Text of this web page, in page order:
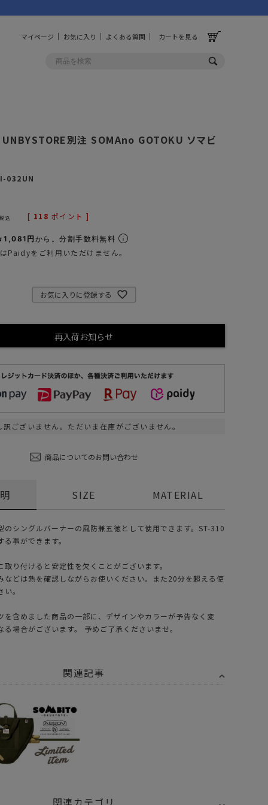
グ
ル
その他
インテリア
収納
コスメ/フレグランス
ステッカー
その他/ホビー
マイページ お気に入り よくある質問 カートを見る
別注 SOMAno GOTOKU ソマビ
032UN
税込 [ 118 ポイント ]
1,081円 から。分割手数料無料
Paidyをご利用いただけません。
お気に入りに登録する
再入荷お知らせ
訳ございません。ただいま在庫がございません。
商品についてのお問い合わせ
のシングルバーナーの風防兼五徳として使用できます。ST-310
事ができます。
取り付けると安定性を欠くことがございます。
などは熱を確認しながらお使いください。また20分を超える使
。
含めました商品の一部に、デザインやカラーが予告なく変
る場合がございます。 予めご了承くださいませ。
SIZE MATERIAL
関連記事
関連カテゴリ